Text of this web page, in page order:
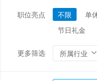
能源/电力/矿产
职位亮点 不限 单
节日礼金
更多筛选 所属行业